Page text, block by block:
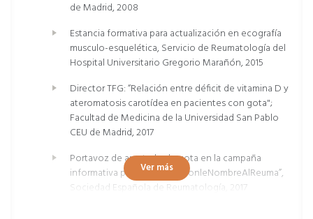
de Madrid, 2008
Estancia formativa para actualización en ecografía
musculo-esquelética, Servicio de Reumatología del
Hospital Universitario Gregorio Marañón, 2015
Director TFG: “Relación entre déficit de vitamina D y
ateromatosis carotídea en pacientes con gota";
Facultad de Medicina de la Universidad San Pablo
CEU de Madrid, 2017
Portavoz de apartado de gota en la campaña
informativa poblacional “#PonleNombreAlReuma”,
Sociedad Española de Reumatología, 2017
Ver más